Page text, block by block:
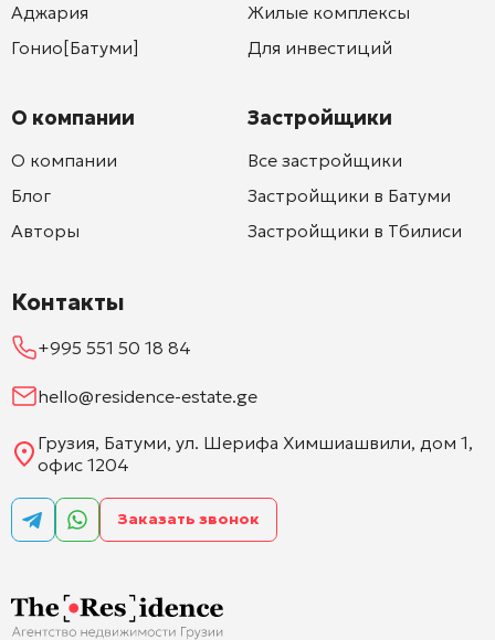
Аджария
Гонио[Батуми]
О компании
О компании
Блог
Авторы
Жилые комплексы
Для инвестиций
Застройщики
Все застройщики
Застройщики в Батуми
Застройщики в Тбилиси
Контакты
+995 551 50 18 84
hello@residence-estate.ge
Грузия, Батуми, ул. Шерифа Химшиашвили, дом 1,
офис 1204
Заказать звонок